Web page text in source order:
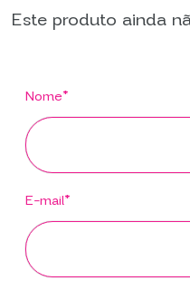
Este produto ainda
Nome*
E-mail*